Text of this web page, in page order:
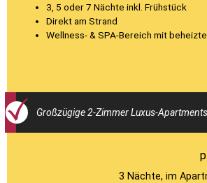
3, 5 oder 7 Nächte inkl. Frühstück
Direkt am Strand
Wellness- & SPA-Bereich mit
Großzügige 2-Zimmer Luxus-
3 Nächte, im